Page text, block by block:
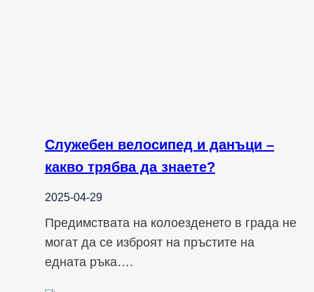
Служебен велосипед и данъци –
какво трябва да знаете?
2025-04-29
Предимствата на колоезденето в града не
могат да се изброят на пръстите на
едната ръка….